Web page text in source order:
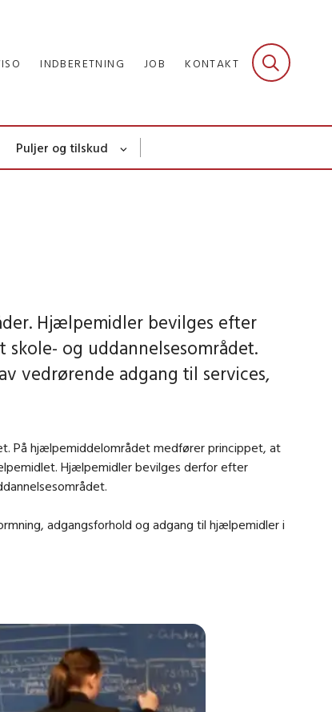
INDBERETNING JOB KONTAKT
Puljer og tilskud
Hjælpemidler bevilges efter
skole- og uddannelsesområdet.
vedrørende adgang til services,
På hjælpemiddelområdet medfører princippet, at
Hjælpemidler bevilges derfor efter
adgangsforhold og adgang til hjælpemidler i